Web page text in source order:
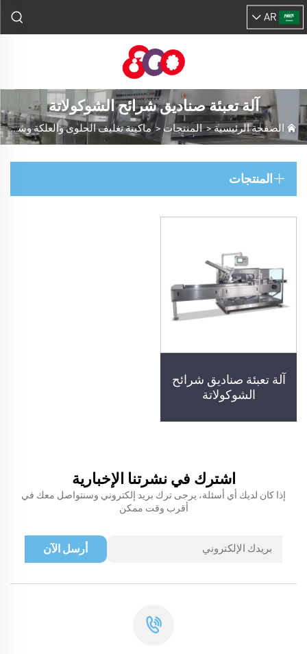
AR
آلة تعبئة صناديق شرائح الشوكولاتة
الصفحة الرئيسية>المنتجات >ماكينة تغليف الحلوى والعلكة وشوكولاتة
المنتجات
آلة تعبئة صناديق شرائح
الشوكولاتة
اشترك في نشرتنا الإخبارية
إذا كان لديك أي أسئلة، يرجى ترك بريد إلكتروني وسنتواصل معك في
أقرب وقت ممكن
أرسل الآن